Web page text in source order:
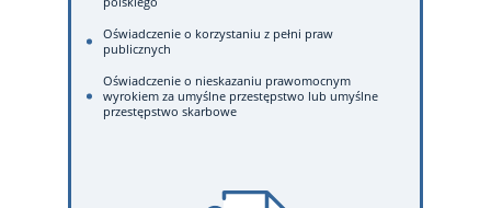
Oświadczenie o korzystaniu z pełni praw
publicznych
Oświadczenie o nieskazaniu prawomocnym
wyrokiem za umyślne przestępstwo lub umyślne
przestępstwo skarbowe